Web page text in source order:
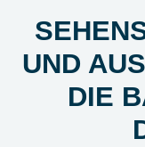
UND
DIE